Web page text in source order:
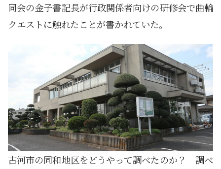
同会の金子書記長が行政関係者向けの研修会で曲輪
クエストに触れたことが書かれていた。
古河市の同和地区をどうやって調べたのか？ 調べ